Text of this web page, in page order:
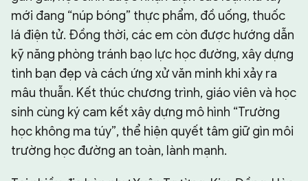
mới đang “núp bóng” thực phẩm, đồ uống, thuốc
lá điện tử. Đồng thời, các em còn được hướng dẫn
kỹ năng phòng tránh bạo lực học đường, xây dựng
tình bạn đẹp và cách ứng xử văn minh khi xảy ra
mâu thuẫn. Kết thúc chương trình, giáo viên và học
sinh cùng ký cam kết xây dựng mô hình “Trường
học không ma túy”, thể hiện quyết tâm giữ gìn môi
trường học đường an toàn, lành mạnh.